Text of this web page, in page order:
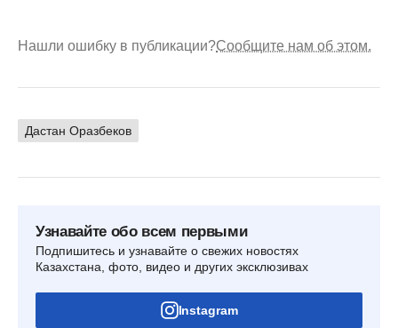
Нашли ошибку в публикации?Сообщите нам об этом.
Дастан Оразбеков
Узнавайте обо всем первыми
Подпишитесь и узнавайте о свежих новостях
Казахстана, фото, видео и других эксклюзивах
Instagram